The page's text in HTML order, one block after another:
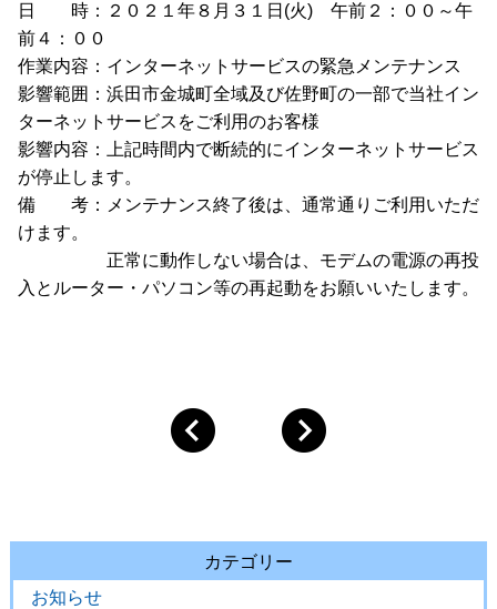
日 時：２０２１年８月３１日(火) 午前２：００～午
前４：００
作業内容：インターネットサービスの緊急メンテナンス
影響範囲：浜田市金城町全域及び佐野町の一部で当社イン
ターネットサービスをご利用のお客様
影響内容：上記時間内で断続的にインターネットサービス
が停止します。
備 考：メンテナンス終了後は、通常通りご利用いただ
けます。
正常に動作しない場合は、モデムの電源の再投
入とルーター・パソコン等の再起動をお願いいたします。
カテゴリー
お知らせ